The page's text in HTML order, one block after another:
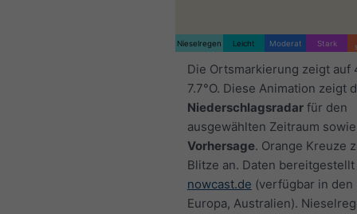
Nieselregen Leicht Moderat Stark
Die Ortsmarkierung zeigt auf
7.7°O. Diese Animation zeigt
Niederschlagsradar für den
ausgewählten Zeitraum
Vorhersage. Orange Kreuze
Blitze an. Daten
nowcast.de (verfügbar in den
Europa, Australien).